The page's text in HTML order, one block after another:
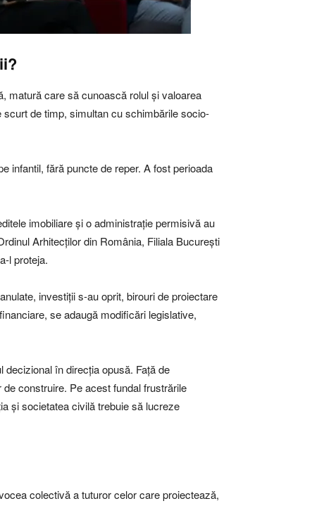
matură care să cunoască rolul și valoarea
de timp, simultan cu schimbările socio-
infantil, fără puncte de reper. A fost perioada
imobiliare și o administrație permisivă au
Arhitecților din România, Filiala București
l proteja.
investiții s-au oprit, birouri de proiectare
se adaugă modificări legislative,
în direcția opusă. Față de
construire. Pe acest fundal frustrările
și societatea civilă trebuie să lucreze
colectivă a tuturor celor care proiectează,